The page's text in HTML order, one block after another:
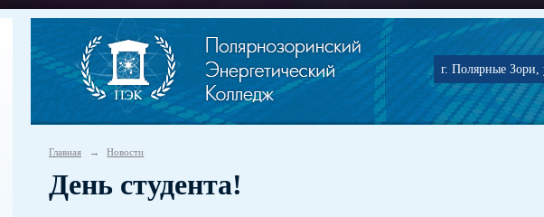
г. Полярные Зори,
Главная → Новости
День студента!